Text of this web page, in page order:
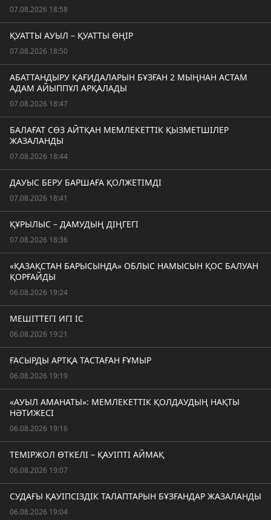
07.08.2026 18:58
ҚУАТТЫ АУЫЛ – ҚУАТТЫ ӨҢІР
07.08.2026 18:50
АБАТТАНДЫРУ ҚАҒИДАЛАРЫН БҰЗҒАН 2 МЫҢНАН АСТАМ
АДАМ АЙЫППҰЛ АРҚАЛАДЫ
07.08.2026 18:47
БАЛАҒАТ СӨЗ АЙТҚАН МЕМЛЕКЕТТІК ҚЫЗМЕТШІЛЕР
ЖАЗАЛАНДЫ
07.08.2026 18:44
ДАУЫС БЕРУ БАРШАҒА ҚОЛЖЕТІМДІ
07.08.2026 18:41
ҚҰРЫЛЫС – ДАМУДЫҢ ДІҢГЕГІ
07.08.2026 18:36
«ҚАЗАҚСТАН БАРЫСЫНДА» ОБЛЫС НАМЫСЫН ҚОС БАЛУАН
ҚОРҒАЙДЫ
06.08.2026 19:24
МЕШІТТЕГІ ИГІ ІС
06.08.2026 19:21
ҒАСЫРДЫ АРТҚА ТАСТАҒАН ҒҰМЫР
06.08.2026 19:19
«АУЫЛ АМАНАТЫ»: МЕМЛЕКЕТТІК ҚОЛДАУДЫҢ НАҚТЫ
НӘТИЖЕСІ
06.08.2026 19:16
ТЕМІРЖОЛ ӨТКЕЛІ – ҚАУІПТІ АЙМАҚ
06.08.2026 19:07
СУДАҒЫ ҚАУІПСІЗДІК ТАЛАПТАРЫН БҰЗҒАНДАР ЖАЗАЛАНДЫ
06.08.2026 19:04